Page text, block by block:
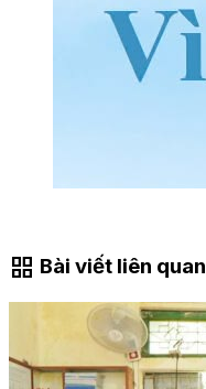
grid_view Bài viết liên quan